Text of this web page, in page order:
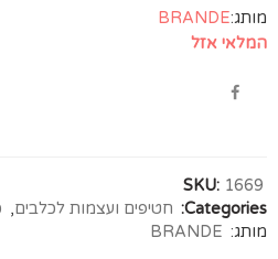
מותג:BRANDE
המלאי אזל
SKU: 1669
Categories:
חטיפים ועצמות לכלבים,
מותג: BRANDE